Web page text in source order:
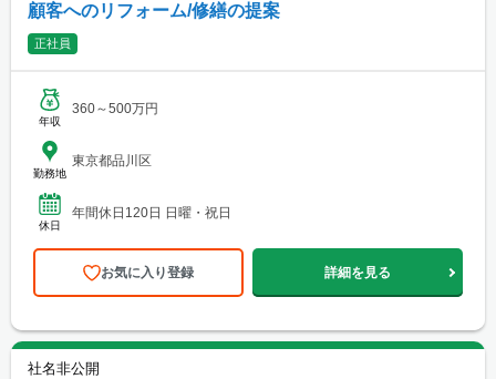
顧客へのリフォーム/修繕の提案
正社員
年収
360～500万円
勤務地
東京都品川区
休日
年間休日120日 日曜・祝日
お気に入り登録 詳細を見る
社名非公開